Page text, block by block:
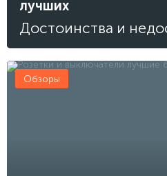
лучших
Достоинства и
Обзоры